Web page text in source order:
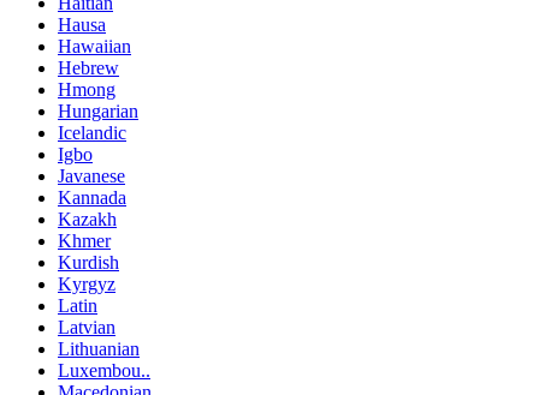
Hausa
Hawaiian
Hebrew
Hmong
Hungarian
Icelandic
Igbo
Javanese
Kannada
Kazakh
Khmer
Kurdish
Kyrgyz
Latin
Latvian
Lithuanian
Luxembou..